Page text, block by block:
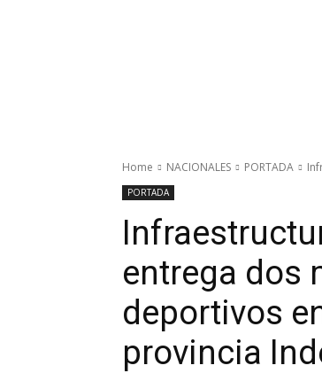
Home NACIONALES PORTADA
PORTADA
entrega dos
deportivos
provincia